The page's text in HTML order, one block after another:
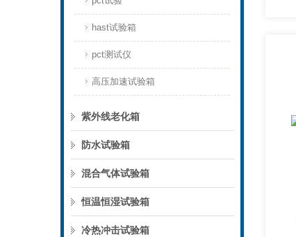
hast试验箱
pct测试仪
高压加速试验箱
紫外线老化箱
防水试验箱
混合气体试验箱
恒温恒湿试验箱
冷热冲击试验箱